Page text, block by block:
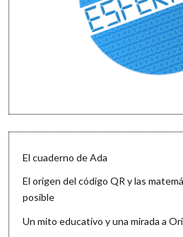
El cuaderno de Ada
El origen del código QR y las
posible
Un mito educativo y una mirada a